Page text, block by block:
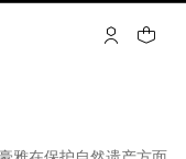
My TAG您的